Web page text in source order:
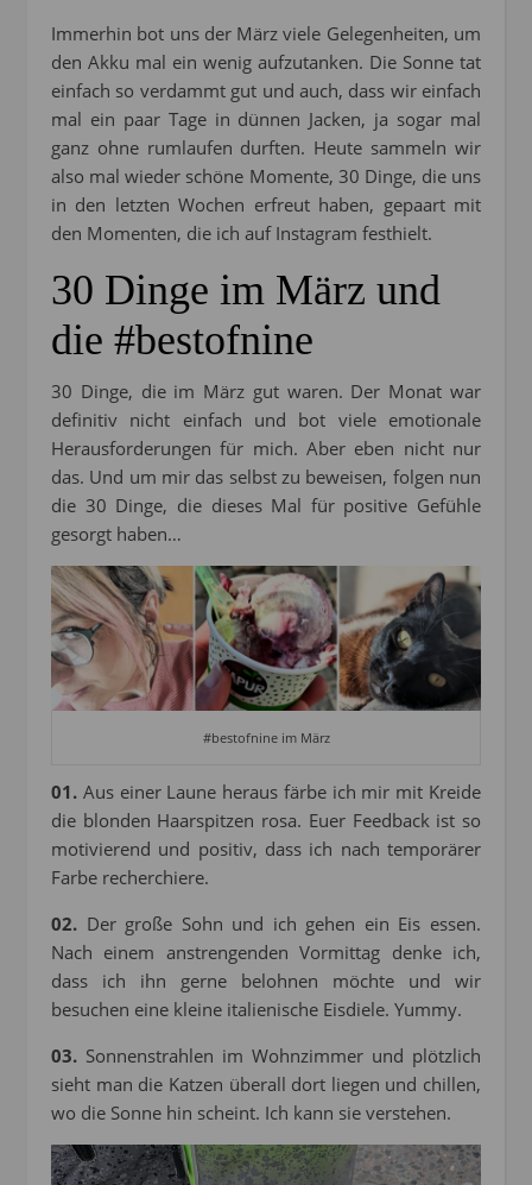
Immerhin bot uns der März viele Gelegenheiten, um
den Akku mal ein wenig aufzutanken. Die Sonne tat
einfach so verdammt gut und auch, dass wir einfach
mal ein paar Tage in dünnen Jacken, ja sogar mal
ganz ohne rumlaufen durften. Heute sammeln wir
also mal wieder schöne Momente, 30 Dinge, die uns
in den letzten Wochen erfreut haben, gepaart mit
den Momenten, die ich auf Instagram festhielt.
30 Dinge im März und
die #bestofnine
30 Dinge, die im März gut waren. Der Monat war
definitiv nicht einfach und bot viele emotionale
Herausforderungen für mich. Aber eben nicht nur
das. Und um mir das selbst zu beweisen, folgen nun
die 30 Dinge, die dieses Mal für positive Gefühle
gesorgt haben…
#bestofnine im März
01. Aus einer Laune heraus färbe ich mir mit Kreide
die blonden Haarspitzen rosa. Euer Feedback ist so
motivierend und positiv, dass ich nach temporärer
Farbe recherchiere.
02. Der große Sohn und ich gehen ein Eis essen.
Nach einem anstrengenden Vormittag denke ich,
dass ich ihn gerne belohnen möchte und wir
besuchen eine kleine italienische Eisdiele. Yummy.
03. Sonnenstrahlen im Wohnzimmer und plötzlich
sieht man die Katzen überall dort liegen und chillen,
wo die Sonne hin scheint. Ich kann sie verstehen.